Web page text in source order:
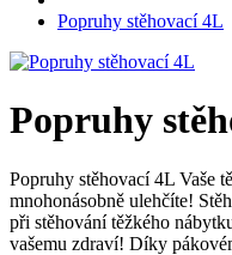
Popruhy stěhovací 4L
Popruhy
Popruhy stěhovací 4L Vaše
mnohonásobně ulehčíte!
při stěhování těžkého
vašemu zdraví! Díky